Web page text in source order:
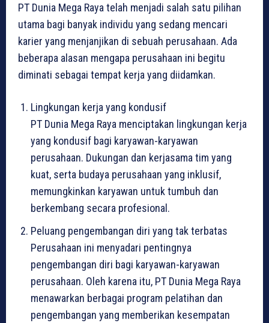
PT Dunia Mega Raya telah menjadi salah satu pilihan
utama bagi banyak individu yang sedang mencari
karier yang menjanjikan di sebuah perusahaan. Ada
beberapa alasan mengapa perusahaan ini begitu
diminati sebagai tempat kerja yang diidamkan.
Lingkungan kerja yang kondusif
PT Dunia Mega Raya menciptakan lingkungan kerja
yang kondusif bagi karyawan-karyawan
perusahaan. Dukungan dan kerjasama tim yang
kuat, serta budaya perusahaan yang inklusif,
memungkinkan karyawan untuk tumbuh dan
berkembang secara profesional.
Peluang pengembangan diri yang tak terbatas
Perusahaan ini menyadari pentingnya
pengembangan diri bagi karyawan-karyawan
perusahaan. Oleh karena itu, PT Dunia Mega Raya
menawarkan berbagai program pelatihan dan
pengembangan yang memberikan kesempatan